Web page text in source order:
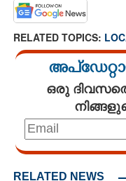
RELATED TOPICS:
ഒരു
RELATED NEWS